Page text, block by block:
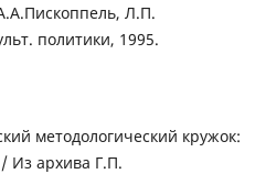
Л.П.
политики, 1995.
методологический кружок:
Из архива Г.П.